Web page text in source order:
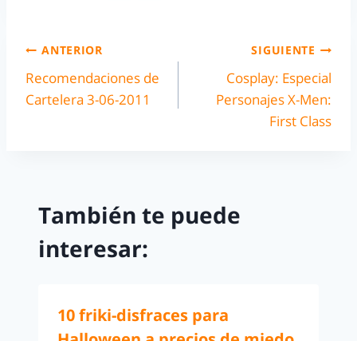
ANTERIOR
Recomendaciones de
Cartelera 3-06-2011
SIGUIENTE
Cosplay: Especial
Personajes X-Men:
First Class
También te puede
interesar:
10 friki-disfraces para